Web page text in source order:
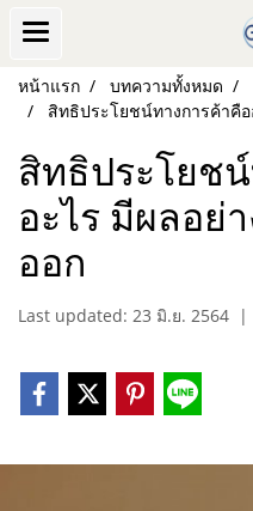
หน้าแรก บทความทั้งหมด
สิทธิประโยชน์ทางการค้าคื
สิทธิประโยช
อะไร มีผลอย่
ออก
Last updated: 23 มิ.ย. 2564 |